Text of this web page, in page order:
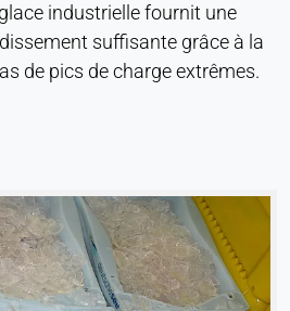
industrielle fournit une
suffisante grâce à la
de pics de charge extrêmes.